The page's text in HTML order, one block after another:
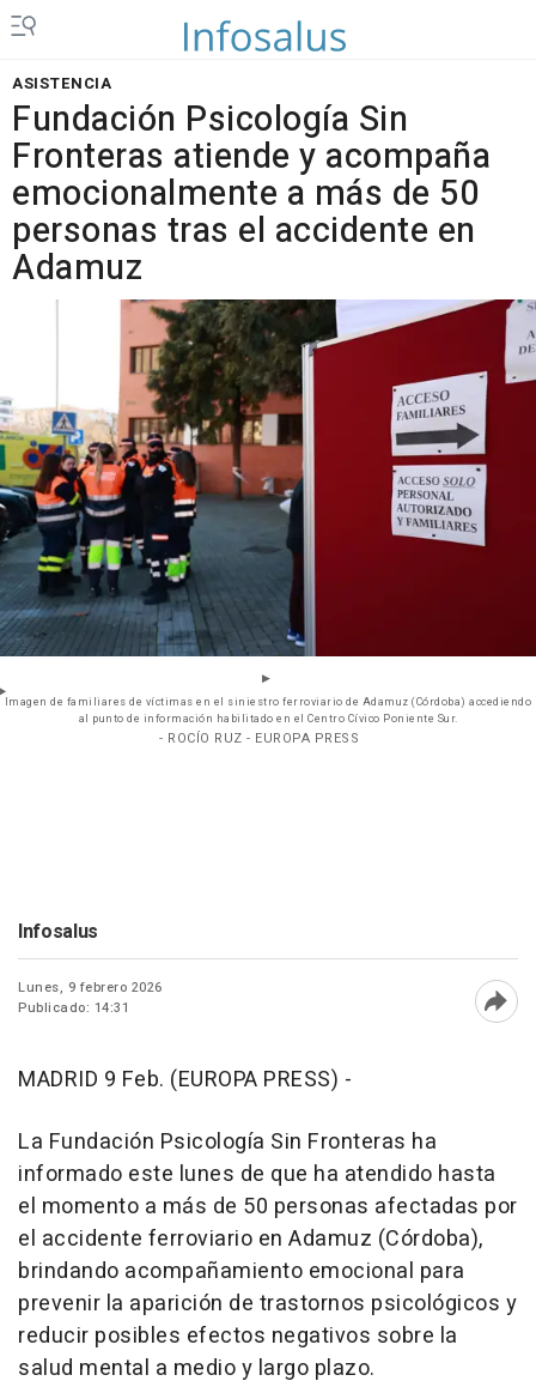
ASISTENCIA
Fundación Psicología Sin
Fronteras atiende y acompaña
emocionalmente a más de 50
personas tras el accidente en
Adamuz
Imagen de familiares de víctimas en el siniestro ferroviario de Adamuz (Córdoba) accediendo
al punto de información habilitado en el Centro Cívico Poniente Sur.
- ROCÍO RUZ - EUROPA PRESS
Infosalus
Lunes, 9 febrero 2026
Publicado: 14:31
MADRID 9 Feb. (EUROPA PRESS) -
La Fundación Psicología Sin Fronteras ha
informado este lunes de que ha atendido hasta
el momento a más de 50 personas afectadas por
el accidente ferroviario en Adamuz (Córdoba),
brindando acompañamiento emocional para
prevenir la aparición de trastornos psicológicos y
reducir posibles efectos negativos sobre la
salud mental a medio y largo plazo.